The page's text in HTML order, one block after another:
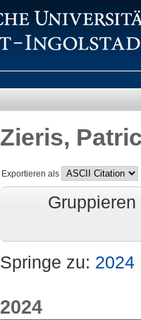
Zieris,
Exportieren als
Springe zu: 2024
2024